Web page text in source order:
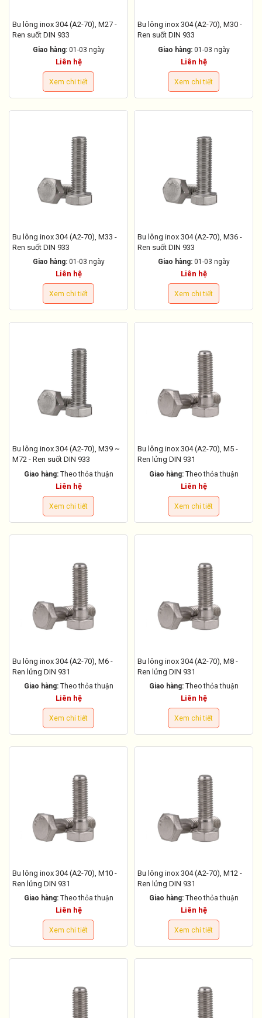
Bu lông inox 304 (A2-70), M27 -
Ren suốt DIN 933
Giao hàng: 01-03 ngày
Liên hệ
Xem chi tiết
Bu lông inox 304 (A2-70), M30 -
Ren suốt DIN 933
Giao hàng: 01-03 ngày
Liên hệ
Xem chi tiết
Bu lông inox 304 (A2-70), M33 -
Ren suốt DIN 933
Giao hàng: 01-03 ngày
Liên hệ
Xem chi tiết
Bu lông inox 304 (A2-70), M36 -
Ren suốt DIN 933
Giao hàng: 01-03 ngày
Liên hệ
Xem chi tiết
Bu lông inox 304 (A2-70), M39 ~
M72 - Ren suốt DIN 933
Giao hàng: Theo thỏa thuận
Liên hệ
Xem chi tiết
Bu lông inox 304 (A2-70), M5 -
Ren lửng DIN 931
Giao hàng: Theo thỏa thuận
Liên hệ
Xem chi tiết
Bu lông inox 304 (A2-70), M6 -
Ren lửng DIN 931
Giao hàng: Theo thỏa thuận
Liên hệ
Xem chi tiết
Bu lông inox 304 (A2-70), M8 -
Ren lửng DIN 931
Giao hàng: Theo thỏa thuận
Liên hệ
Xem chi tiết
Bu lông inox 304 (A2-70), M10 -
Ren lửng DIN 931
Giao hàng: Theo thỏa thuận
Liên hệ
Xem chi tiết
Bu lông inox 304 (A2-70), M12 -
Ren lửng DIN 931
Giao hàng: Theo thỏa thuận
Liên hệ
Xem chi tiết